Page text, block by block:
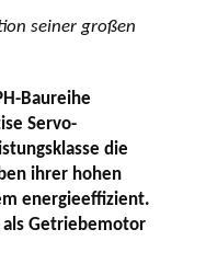
seiner großen
Baureihe
Servo-
die
ihrer hohen
energieeffizient.
als Getriebemotor